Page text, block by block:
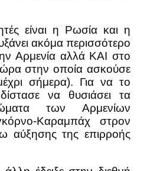
είναι η Ρωσία και η
ακόμα περισσότερο
Αρμενία αλλά ΚΑΙ στο
στην οποία ασκούσε
σήμερα). Για να το
να θυσιάσει τα
των Αρμενίων
Καραμπάχ στρον
αύξησης της επιρροής